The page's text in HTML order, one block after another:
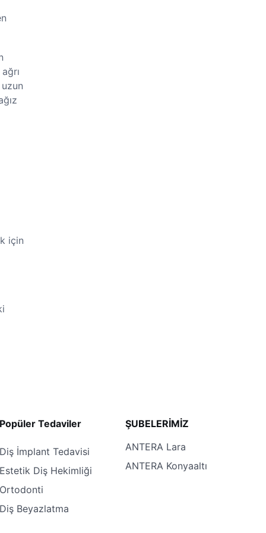
için
Popüler Tedaviler
Diş İmplant Tedavisi
Estetik Diş Hekimliği
Ortodonti
Diş Beyazlatma
ŞUBELERİMİZ
ANTERA Lara
ANTERA Konyaaltı